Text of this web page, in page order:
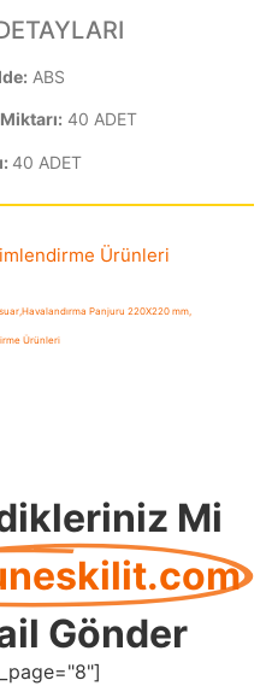
ABS
40 ADET
40 ADET
Ürünleri
,Havalandırma Panjuru 220X220 mm,
Ürünleri
Mi
Gönder